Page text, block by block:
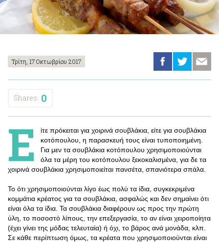
Τρίτη, 17 Οκτωβρίου 2017
Shares: 0
Ε
ίτε πρόκειται για χοιρινά σουβλάκια, είτε για σουβλάκια
κοτόπουλου, η παρασκευή τους είναι τυποποιημένη.
Για μεν τα σουβλάκια κοτόπουλου χρησιμοποιούνται
όλα τα μέρη του κοτόπουλου ξεκοκαλισμένα, για δε τα
χοιρινά σουβλάκια χρησιμοποιείται πανσέτα, σπανιότερα σπάλα.
Το ότι χρησιμοποιούνται λίγο έως πολύ τα ίδια, συγκεκριμένα
κομμάτια κρέατος για τα σουβλάκια, ασφαλώς και δεν σημαίνει ότι
είναι όλα τα ίδια. Τα σουβλάκια διαφέρουν ως προς την πρώτη
ύλη, το ποσοστό λίπους, την επεξεργασία, το αν είναι χειροποίητα
(έχει γίνει της μόδας τελευταία) ή όχι, το βάρος ανά μονάδα, κλπ.
Σε κάθε περίπτωση όμως, τα κρέατα που χρησιμοποιούνται είναι